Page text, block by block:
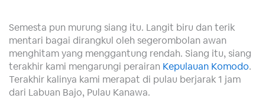
Semesta pun murung siang itu. Langit biru dan terik
mentari bagai dirangkul oleh segerombolan awan
menghitam yang menggantung rendah. Siang itu, siang
terakhir kami mengarungi perairan Kepulauan Komodo.
Terakhir kalinya kami merapat di pulau berjarak 1 jam
dari Labuan Bajo, Pulau Kanawa.